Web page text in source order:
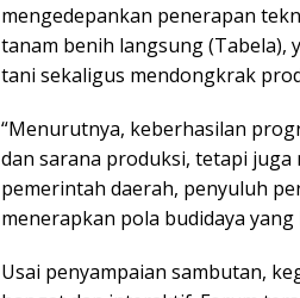
mengedepankan penerapan
tanam benih langsung (Tabela),
tani sekaligus mendongkrak
“Menurutnya, keberhasilan
dan sarana produksi, tetapi
pemerintah daerah, penyuluh
menerapkan pola budidaya
Usai penyampaian sambutan,